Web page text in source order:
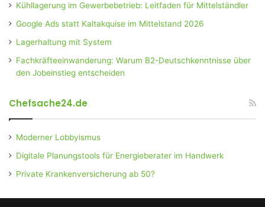
Kühllagerung im Gewerbebetrieb: Leitfaden für Mittelständler
Google Ads statt Kaltakquise im Mittelstand 2026
Lagerhaltung mit System
Fachkräfteeinwanderung: Warum B2-Deutschkenntnisse über
den Jobeinstieg entscheiden
Chefsache24.de
Moderner Lobbyismus
Digitale Planungstools für Energieberater im Handwerk
Private Krankenversicherung ab 50?